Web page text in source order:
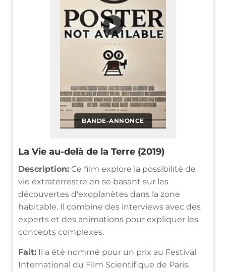
BANDE-ANNONCE
▶
La Vie au-delà de la Terre (2019)
Description: Ce film explore la possibilité de
vie extraterrestre en se basant sur les
découvertes d'exoplanètes dans la zone
habitable. Il combine des interviews avec des
experts et des animations pour expliquer les
concepts complexes.
Fait: Il a été nommé pour un prix au Festival
International du Film Scientifique de Paris.